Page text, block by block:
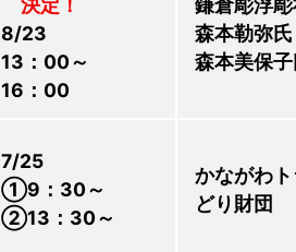
決定！
8/23
13：00～
16：00
鎌倉彫浮
森本勒弥氏
森本美保子
7/25
①9：30～
②13：30～
かながわ
どり財団